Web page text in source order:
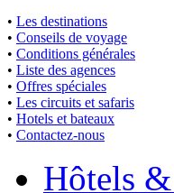
• Les destinations
• Conseils de voyage
• Conditions générales
• Liste des agences
• Offres spéciales
• Les circuits et safaris
• Hotels et bateaux
• Contactez-nous
Hôtels